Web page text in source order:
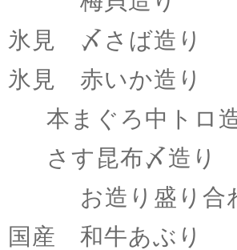
氷見 〆さば
氷見 赤いか
本まぐろ中トロ
さす昆布〆
お造り盛り合
国産 和牛あぶ